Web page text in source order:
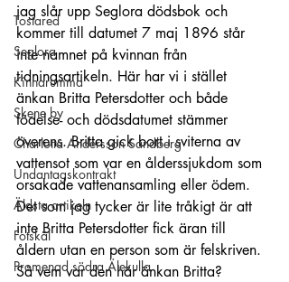
Tostared
Seglora
Kinnarumma
Skene by
Charlotta Andersson Sandberg
Undantagskontrakt
Äldsta artikeln
Fotskäl
Promenad södra Älekulla
jag slår upp Seglora dödsbok och
kommer till datumet 7 maj 1896 står
inte namnet på kvinnan från
tidningsartikeln. Här har vi i stället
änkan Britta Petersdotter och både
födelse- och dödsdatumet stämmer
överens. Britta gick bort i sviterna av
vattensot som var en ålderssjukdom som
orsakade vattenansamling eller ödem.
Det som jag tycker är lite tråkigt är att
inte Britta Petersdotter fick äran till
åldern utan en person som är felskriven.
Så vem var den här änkan Britta?